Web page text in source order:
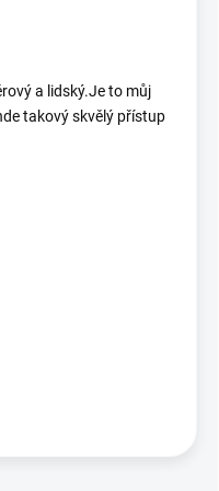
a lidský.Je to můj
takový skvělý přístup